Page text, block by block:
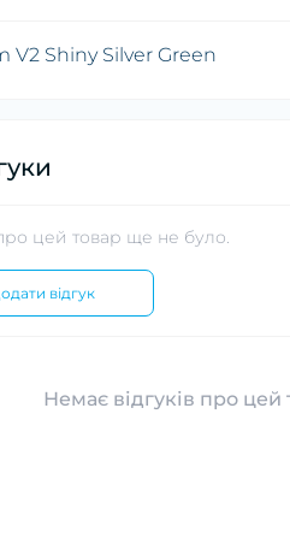
V2 Shiny Silver Green
про цей товар ще не було.
відгук
Немає відгуків про цей